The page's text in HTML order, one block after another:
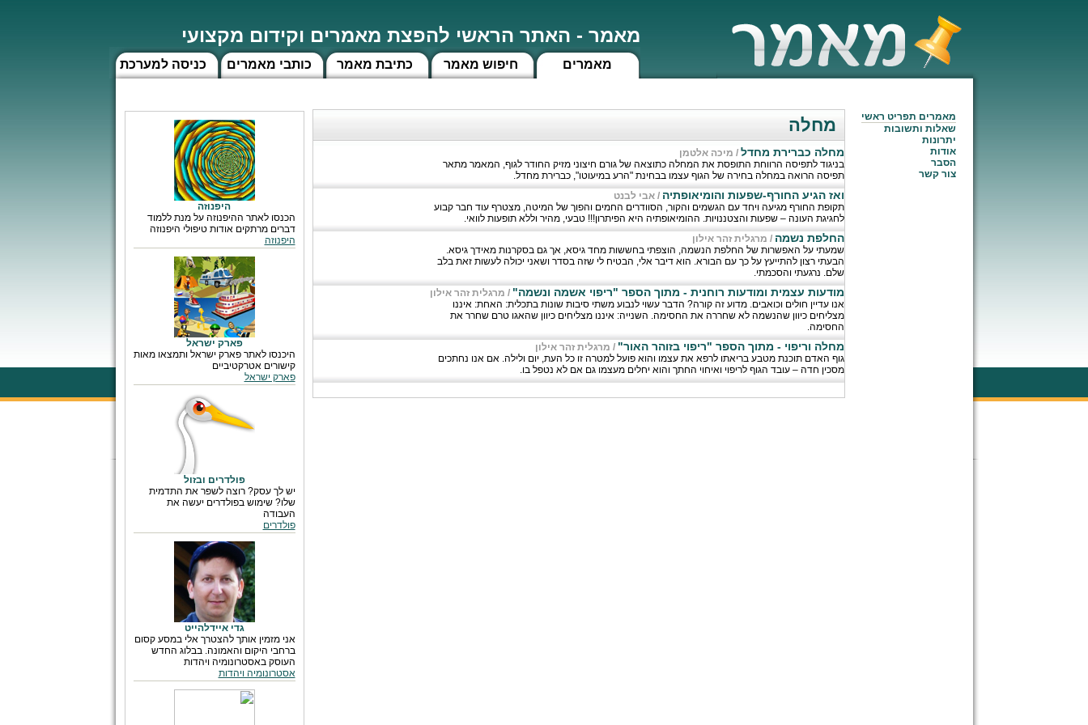
מאמר - האתר הראשי להפצת מאמרים וקידום מקצועי
כניסה למערכת כותבי מאמרים כתיבת מאמר חיפוש מאמר מאמרים
היפנוזה
הכנסו לאתר ההיפנוזה על מנת ללמוד
דברים מרתקים אודות טיפולי היפנוזה
היפנוזה
פארק ישראל
היכנסו לאתר פארק ישראל ותמצאו מאות
קישורים אטרקטיביים
פארק ישראל
פולדרים ובזול
יש לך עסק? רוצה לשפר את התדמית
שלו? שימוש בפולדרים יעשה את
העבודה
פולדרים
גדי איידלהייט
אני מזמין אותך להצטרך אלי במסע קסום
ברחבי היקום והאמונה. בבלוג החדש
העוסק באסטרונומיה ויהדות
אסטרונומיה ויהדות
מחלה
מחלה כברירת מחדל / מיכה אלטמן
בניגוד לתפיסה הרווחת התופסת את המחלה כתוצאה של גורם חיצוני מזיק החודר לגוף, המאמר מתאר
תפיסה הרואה במחלה בחירה של הגוף עצמו בבחינת "הרע במיעוטו", כברירת מחדל.
ואז הגיע החורף-שפעות והומיאופתיה /אבי לבנט
תקופת החורף מגיעה ויחד עם הגשמים והקור, הסוודרים החמים והפוך של המיטה, מצטרף עוד חבר קבוע
לחגיגת העונה – שפעות והצטננויות. ההומיאופתיה היא הפיתרון!!! טבעי, מהיר וללא תופעות לוואי.
החלפת נשמה / מרגלית זהר אילון
שמעתי על האפשרות של החלפת הנשמה, הוצפתי בחששות מחד גיסא, אך גם בסקרנות מאידך גיסא.
הבעתי רצון להתייעץ על כך עם הבורא. הוא דיבר אלי, הבטיח לי שזה בסדר ושאני יכולה לעשות זאת בלב
שלם. נרגעתי והסכמתי.
מודעות עצמית ומודעות רוחנית - מתוך הספר "ריפוי אשמה ונשמה" / מרגלית זהר אילון
אנו עדיין חולים וכואבים. מדוע זה קורה? הדבר עשוי לנבוע משתי סיבות שונות בתכלית: האחת: איננו
מצליחים כיוון שהנשמה לא שחררה את החסימה. השנייה: איננו מצליחים כיוון שהאגו טרם שחרר את
החסימה.
מחלה וריפוי - מתוך הספר "ריפוי בזוהר האור" / מרגלית זהר אילון
גוף האדם תוכנת מטבע בריאתו לרפא את עצמו והוא פועל למטרה זו כל העת, יום ולילה. אם אנו נחתכים
מסכין חדה – עובד הגוף לריפוי ואיחוי החתך והוא יחלים מעצמו גם אם לא נטפל בו.
מאמרים תפריט ראשי
שאלות ותשובות
יתרונות
אודות
הסבר
צור קשר